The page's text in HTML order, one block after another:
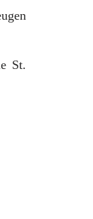
St.